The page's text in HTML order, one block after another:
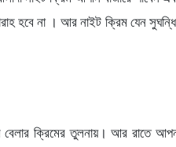
হবে না । আর নাইট ক্রিম যেন
ক্রিমের তুলনায়। আর রাতে